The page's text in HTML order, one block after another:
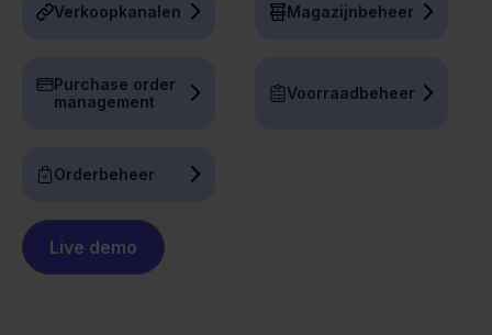
Verkoopkanalen Magazijnbeheer
Purchase order
management
Voorraadbeheer
Orderbeheer
Live demo